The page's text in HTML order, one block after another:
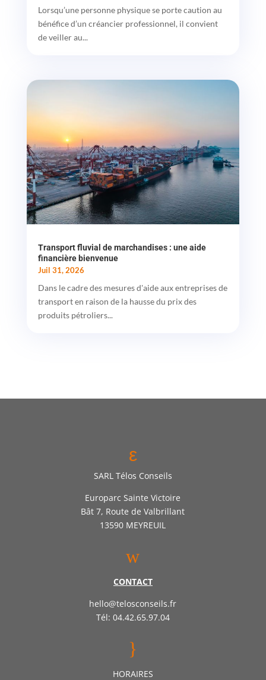
Lorsqu’une personne physique se porte caution au
bénéfice d’un créancier professionnel, il convient
de veiller au...
Transport fluvial de marchandises : une aide
financière bienvenue
Juil 31, 2026
Dans le cadre des mesures d'aide aux entreprises de
transport en raison de la hausse du prix des
produits pétroliers...
ε
SARL Télos Conseils
Europarc Sainte Victoire
Bât 7, Route de Valbrillant
13590 MEYREUIL
w
CONTACT
hello@telosconseils.fr
Tél: 04.42.65.97.04
}
HORAIRES